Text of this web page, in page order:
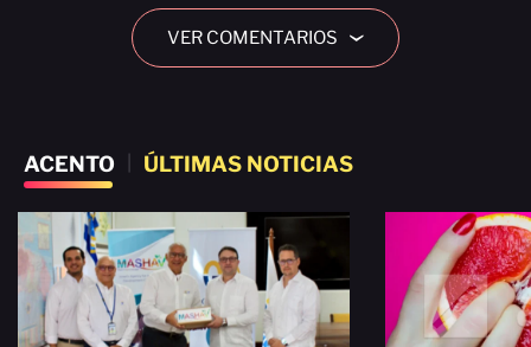
VER COMENTARIOS ›
ACENTO ÚLTIMAS NOTICIAS